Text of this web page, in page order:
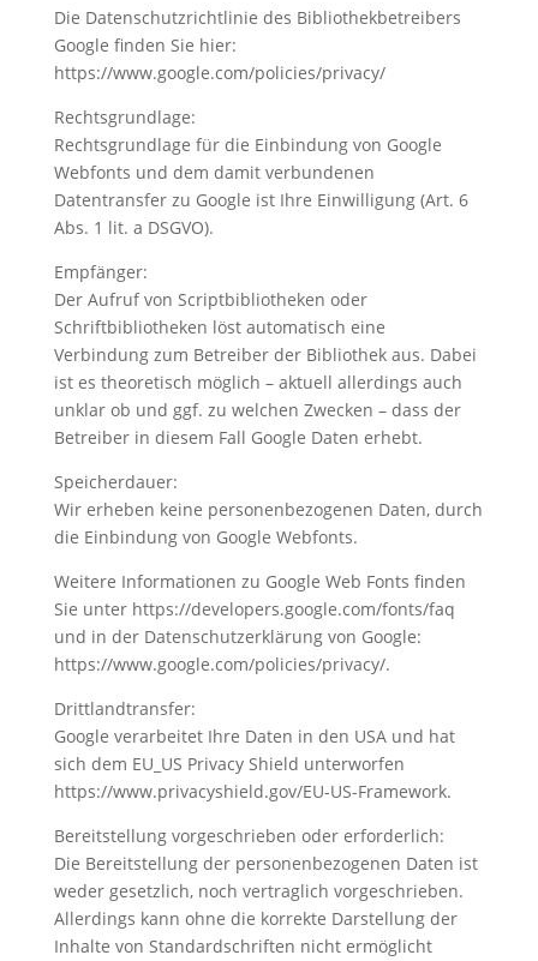
Die Datenschutzrichtlinie des Bibliothekbetreibers
Google finden Sie hier:
https://www.google.com/policies/privacy/
Rechtsgrundlage:
Rechtsgrundlage für die Einbindung von Google
Webfonts und dem damit verbundenen
Datentransfer zu Google ist Ihre Einwilligung (Art. 6
Abs. 1 lit. a DSGVO).
Empfänger:
Der Aufruf von Scriptbibliotheken oder
Schriftbibliotheken löst automatisch eine
Verbindung zum Betreiber der Bibliothek aus. Dabei
ist es theoretisch möglich – aktuell allerdings auch
unklar ob und ggf. zu welchen Zwecken – dass der
Betreiber in diesem Fall Google Daten erhebt.
Speicherdauer:
Wir erheben keine personenbezogenen Daten, durch
die Einbindung von Google Webfonts.
Weitere Informationen zu Google Web Fonts finden
Sie unter https://developers.google.com/fonts/faq
und in der Datenschutzerklärung von Google:
https://www.google.com/policies/privacy/.
Drittlandtransfer:
Google verarbeitet Ihre Daten in den USA und hat
sich dem EU_US Privacy Shield unterworfen
https://www.privacyshield.gov/EU-US-Framework.
Bereitstellung vorgeschrieben oder erforderlich:
Die Bereitstellung der personenbezogenen Daten ist
weder gesetzlich, noch vertraglich vorgeschrieben.
Allerdings kann ohne die korrekte Darstellung der
Inhalte von Standardschriften nicht ermöglicht